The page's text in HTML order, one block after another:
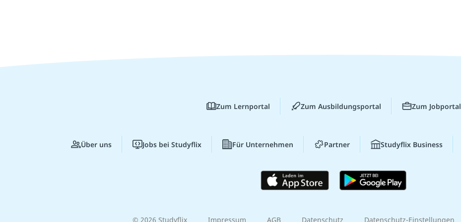
Zum Lernportal Zum Ausbildungsportal Zum Jobportal
Über uns Jobs bei Studyflix Für Unternehmen Partner Studyflix Business
© 2026 Studyflix Impressum AGB Datenschutz Datenschutz-Einstellungen